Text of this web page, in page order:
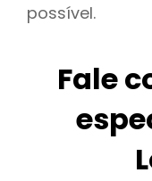
possível.
Fale